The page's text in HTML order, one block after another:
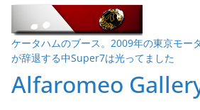
ケータハムのブース。2009年の東京モー
が辞退する中Super7は光ってました
Alfaromeo